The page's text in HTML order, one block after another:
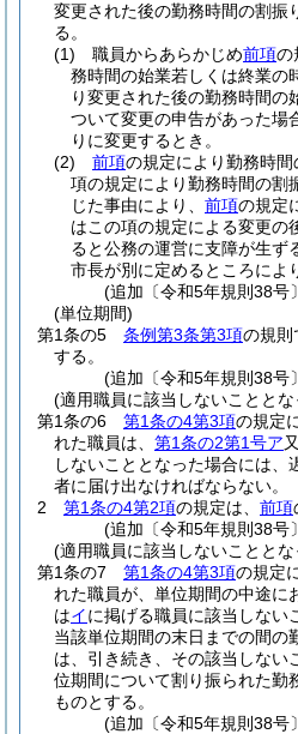
変更された後の勤務時間の割振
る。
(1)
職員からあらかじめ前項の
務時間の始業若しくは終業の
り変更された後の勤務時間の
ついて変更の申告があった場
りに変更するとき。
(2)
前項の規定により勤務時
項の規定により勤務時間の割
じた事由により、 前項の規定
はこの項の規定による変更の
ると公務の運営に支障が生ず
市長が別に定めるところによ
(追加〔令和5年規則38号
(単位期間)
第1条の5
条例第3条第3項の規則
する。
(追加〔令和5年規則38号
(適用職員に該当しないことと
第1条の6
第1条の4第3項の規定
れた職員は、 第1条の2第1号ア
しないこととなった場合には、
者に届け出なければならない。
2
第1条の4第2項の規定は、 前項
(追加〔令和5年規則38号
(適用職員に該当しないことと
第1条の7
第1条の4第3項の規定
れた職員が、単位期間の中途に
はイに掲げる職員に該当しない
当該単位期間の末日までの間の
は、引き続き、その該当しない
位期間について割り振られた勤
ものとする。
(追加〔令和5年規則38号